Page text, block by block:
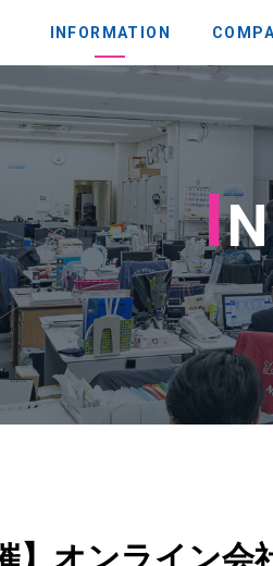
INFORMATION
I
】オンライン会